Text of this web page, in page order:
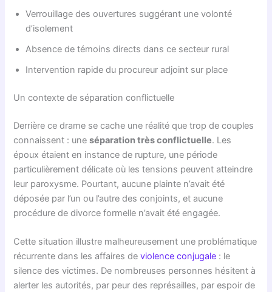
Verrouillage des ouvertures suggérant une volonté
d’isolement
Absence de témoins directs dans ce secteur rural
Intervention rapide du procureur adjoint sur place
Un contexte de séparation conflictuelle
Derrière ce drame se cache une réalité que trop de couples
connaissent : uneséparation très conflictuelle. Les
époux étaient en instance de rupture, une période
particulièrement délicate où les tensions peuvent atteindre
leur paroxysme. Pourtant, aucune plainte n’avait été
déposée par l’un ou l’autre des conjoints, et aucune
procédure de divorce formelle n’avait été engagée.
Cette situation illustre malheureusement une problématique
récurrente dans les affaires deviolence conjugale : le
silence des victimes. De nombreuses personnes hésitent à
alerter les autorités, par peur des représailles, par espoir de